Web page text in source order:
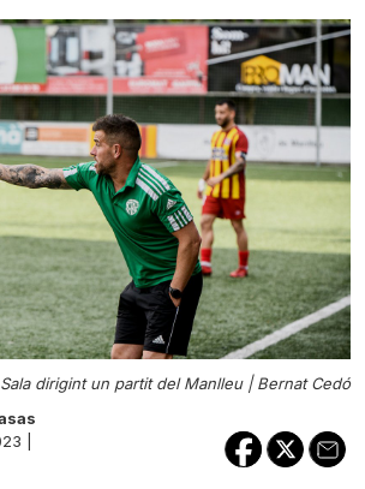
dirigint un partit del Manlleu |Bernat Cedó
|